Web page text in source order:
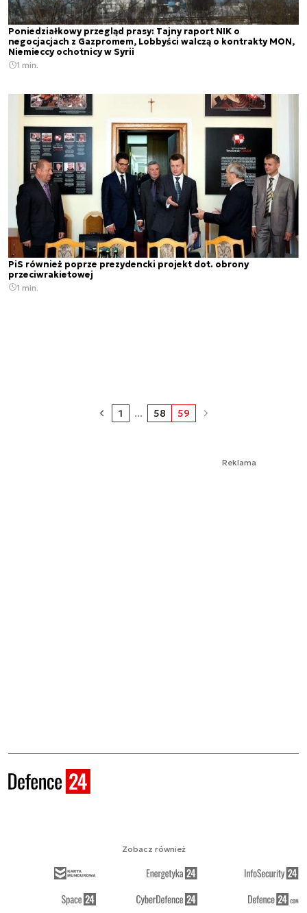
Poniedziałkowy przegląd prasy: Tajny raport NIK o
negocjacjach z Gazpromem, Lobbyści walczą o kontrakty MON,
Niemieccy ochotnicy w Syrii
1 min.
PiS również poprze prezydencki projekt dot. obrony
przeciwrakietowej
1 min.
1 ... 58 59
Reklama
Zobacz również